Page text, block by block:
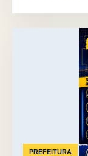
PREFEITURA